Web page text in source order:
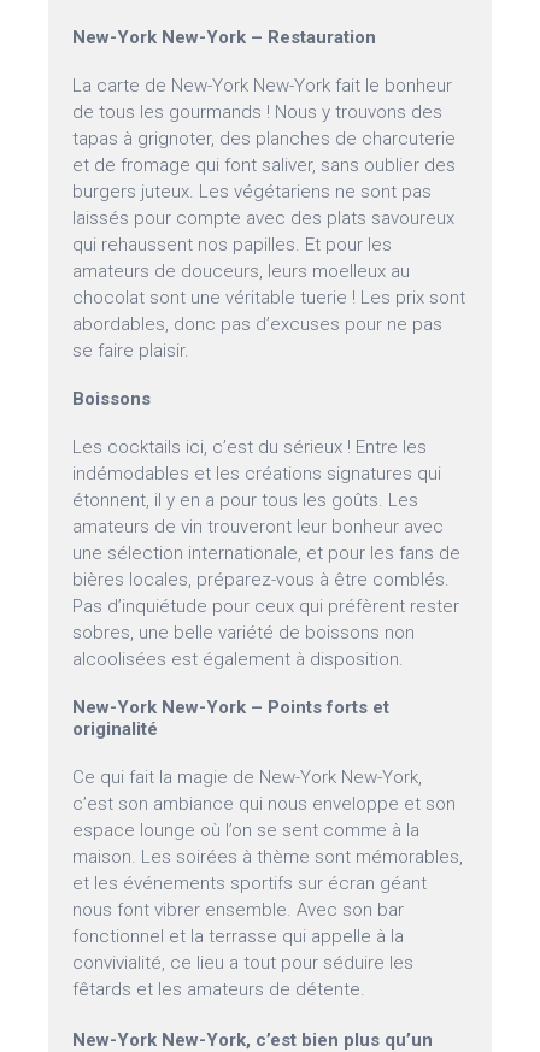
New-York New-York – Restauration
La carte de New-York New-York fait le bonheur
de tous les gourmands ! Nous y trouvons des
tapas à grignoter, des planches de charcuterie
et de fromage qui font saliver, sans oublier des
burgers juteux. Les végétariens ne sont pas
laissés pour compte avec des plats savoureux
qui rehaussent nos papilles. Et pour les
amateurs de douceurs, leurs moelleux au
chocolat sont une véritable tuerie ! Les prix sont
abordables, donc pas d’excuses pour ne pas
se faire plaisir.
Boissons
Les cocktails ici, c’est du sérieux ! Entre les
indémodables et les créations signatures qui
étonnent, il y en a pour tous les goûts. Les
amateurs de vin trouveront leur bonheur avec
une sélection internationale, et pour les fans de
bières locales, préparez-vous à être comblés.
Pas d’inquiétude pour ceux qui préfèrent rester
sobres, une belle variété de boissons non
alcoolisées est également à disposition.
New-York New-York – Points forts et
originalité
Ce qui fait la magie de New-York New-York,
c’est son ambiance qui nous enveloppe et son
espace lounge où l’on se sent comme à la
maison. Les soirées à thème sont mémorables,
et les événements sportifs sur écran géant
nous font vibrer ensemble. Avec son bar
fonctionnel et la terrasse qui appelle à la
convivialité, ce lieu a tout pour séduire les
fêtards et les amateurs de détente.
New-York New-York, c’est bien plus qu’un